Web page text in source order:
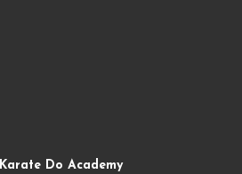
Do Academy